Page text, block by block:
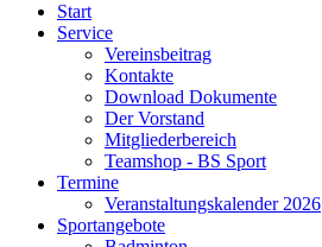
Start
Service
Vereinsbeitrag
Kontakte
Download Dokumente
Der Vorstand
Mitgliederbereich
Teamshop - BS Sport
Termine
Veranstaltungskalender 2026
Sportangebote